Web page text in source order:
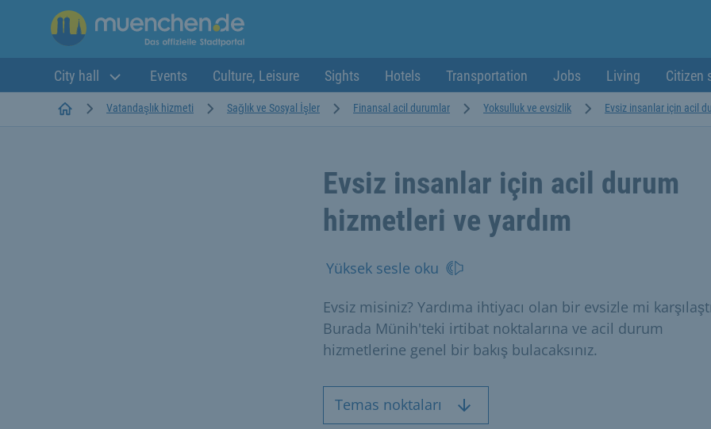
City hall Events Culture, Leisure Sights Hotels Transportation Jobs Living Citizen
StartseiteVatandaşlık hizmeti Sağlık ve Sosyal İşler Finansal acil durumlar Yoksulluk ve evsizlik Evsiz insanlar için acil
Evsiz insanlar için acil durum
hizmetleri ve yardım
Yüksek sesle oku
Evsiz misiniz? Yardıma ihtiyacı olan bir evsizle mi
Burada Münih'teki irtibat noktalarına ve acil durum
hizmetlerine genel bir bakış bulacaksınız.
Temas noktaları